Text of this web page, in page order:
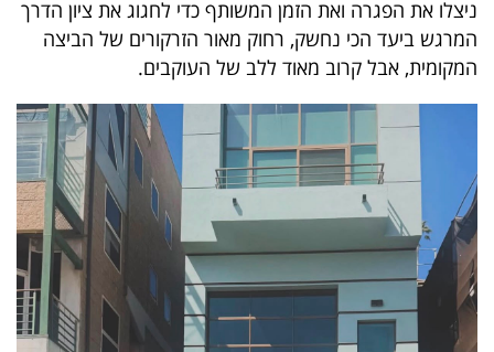
ניצלו את הפגרה ואת הזמן המשותף כדי לחגוג את ציון הדרך
המרגש ביעד הכי נחשק, רחוק מאור הזרקורים של הביצה
המקומית, אבל קרוב מאוד ללב של העוקבים.